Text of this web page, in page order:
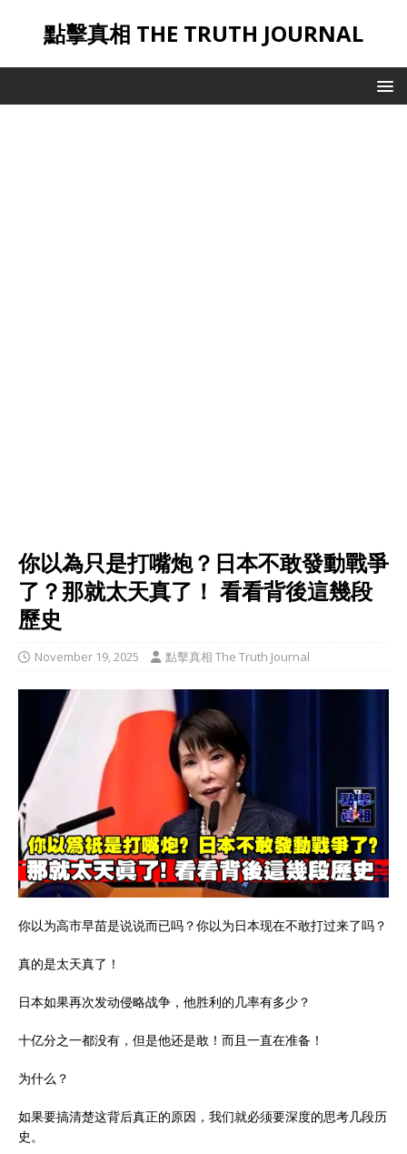
點擊真相 THE TRUTH JOURNAL
你以為只是打嘴炮？日本不敢發動戰爭
了？那就太天真了！ 看看背後這幾段
歷史
November 19, 2025 點擊真相 The Truth Journal
你以为高市早苗是说说而已吗？你以为日本现在不敢打过来了吗？
真的是太天真了！
日本如果再次发动侵略战争，他胜利的几率有多少？
十亿分之一都没有，但是他还是敢！而且一直在准备！
为什么？
如果要搞清楚这背后真正的原因，我们就必须要深度的思考几段历
史。